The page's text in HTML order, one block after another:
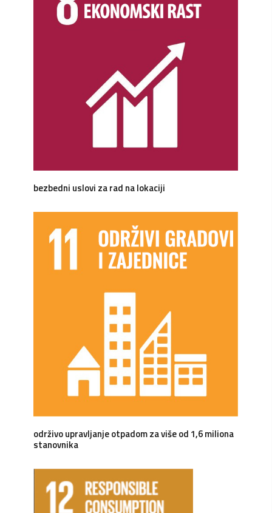
bezbedni uslovi za rad na lokaciji
održivo upravljanje otpadom za više od 1,6 miliona
stanovnika